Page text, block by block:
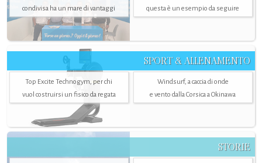
condivisa ha un mare di vantaggi
questa è un esempio da seguire
SPORT & ALLENAMENTO
Top Excite Technogym, per chi
vuol costruirsi un fisico da regata
Windsurf, a caccia di onde
e vento dalla Corsica a Okinawa
STORIE